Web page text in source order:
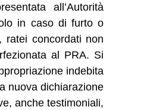
all’Autorità
in caso di furto o
ratei concordati non
al PRA. Si
indebita
nuova dichiarazione
anche testimoniali,